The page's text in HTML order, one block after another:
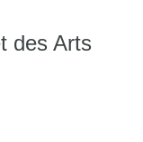
des Arts